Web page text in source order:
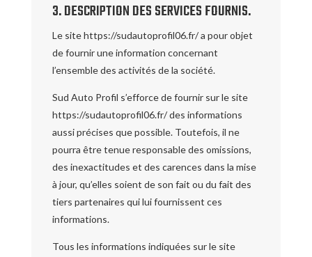
3. DESCRIPTION DES SERVICES FOURNIS.
Le site https://sudautoprofil06.fr/ a pour objet
de fournir une information concernant
l’ensemble des activités de la société.
Sud Auto Profil s’efforce de fournir sur le site
https://sudautoprofil06.fr/ des informations
aussi précises que possible. Toutefois, il ne
pourra être tenue responsable des omissions,
des inexactitudes et des carences dans la mise
à jour, qu’elles soient de son fait ou du fait des
tiers partenaires qui lui fournissent ces
informations.
Tous les informations indiquées sur le site